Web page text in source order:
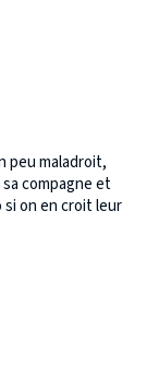
peu maladroit,
compagne et
on en croit leur